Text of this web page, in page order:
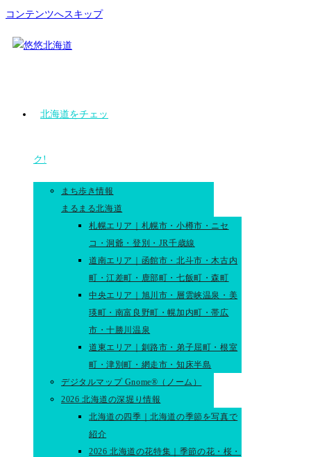
コンテンツへスキップ
北海道をチェッ
ク!
まち歩き情報
まるまる北海道
札幌エリア｜札幌市・小樽市・ニセ
コ・洞爺・登別・JR千歳線
道南エリア｜函館市・北斗市・木古内
町・江差町・鹿部町・七飯町・森町
中央エリア｜旭川市・層雲峡温泉・美
瑛町・南富良野町・幌加内町・帯広
市・十勝川温泉
道東エリア｜釧路市・弟子屈町・根室
町・津別町・網走市・知床半島
デジタルマップ Gnome®（ノーム）
2026 北海道の深堀り情報
北海道の四季｜北海道の季節を写真で
紹介
2026 北海道の花特集｜季節の花・桜・